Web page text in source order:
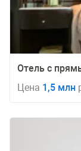
Отель с
Цена 1,5 млн